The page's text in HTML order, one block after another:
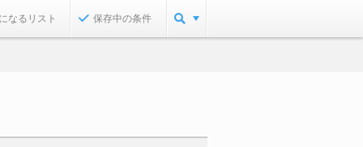
なるリスト 保存中の条件